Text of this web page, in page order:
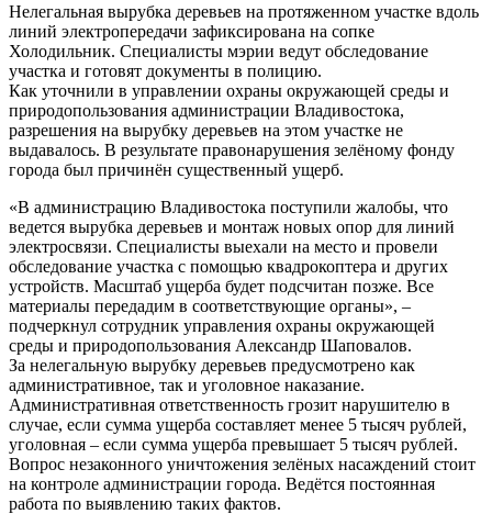
Нелегальная вырубка деревьев на протяженном участке вдоль
линий электропередачи зафиксирована на сопке
Холодильник. Специалисты мэрии ведут обследование
участка и готовят документы в полицию.
Как уточнили в управлении охраны окружающей среды и
природопользования администрации Владивостока,
разрешения на вырубку деревьев на этом участке не
выдавалось. В результате правонарушения зелёному фонду
города был причинён существенный ущерб.
«В администрацию Владивостока поступили жалобы, что
ведется вырубка деревьев и монтаж новых опор для линий
электросвязи. Специалисты выехали на место и провели
обследование участка с помощью квадрокоптера и других
устройств. Масштаб ущерба будет подсчитан позже. Все
материалы передадим в соответствующие органы», –
подчеркнул сотрудник управления охраны окружающей
среды и природопользования Александр Шаповалов.
За нелегальную вырубку деревьев предусмотрено как
административное, так и уголовное наказание.
Административная ответственность грозит нарушителю в
случае, если сумма ущерба составляет менее 5 тысяч рублей,
уголовная – если сумма ущерба превышает 5 тысяч рублей.
Вопрос незаконного уничтожения зелёных насаждений стоит
на контроле администрации города. Ведётся постоянная
работа по выявлению таких фактов.